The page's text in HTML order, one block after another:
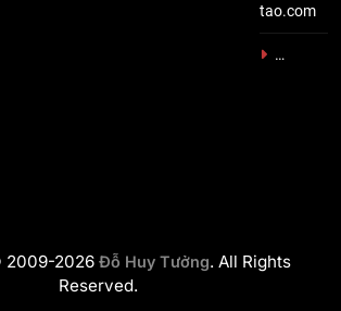
tao.com
…
2009-2026 Đỗ Huy Tưởng. All Rights
Reserved.